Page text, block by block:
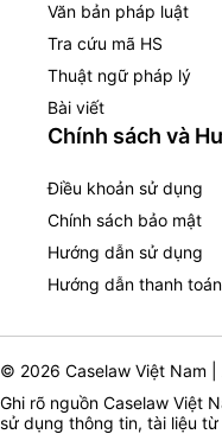
Văn bản pháp luật
Tra cứu mã HS
Thuật ngữ pháp lý
Bài viết
Chính sách và
Điều khoản sử dụng
Chính sách bảo mật
Hướng dẫn sử dụng
Hướng dẫn thanh toán
© 2026 Caselaw Việt Nam |
Ghi rõ nguồn Caselaw Việt
sử dụng thông tin, tài liệu từ